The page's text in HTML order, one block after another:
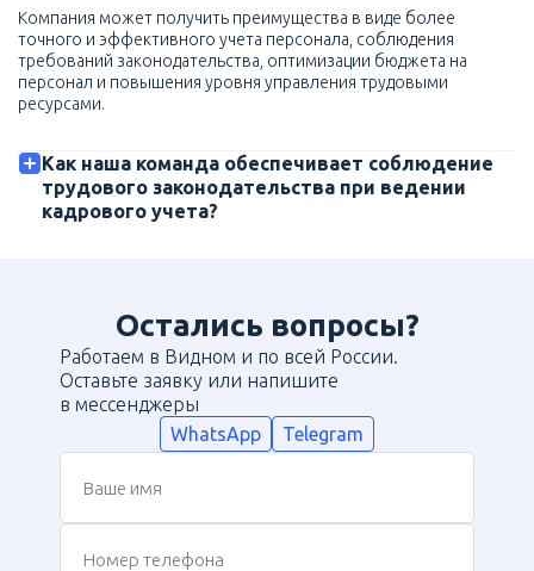
Компания может получить преимущества в виде более
точного и эффективного учета персонала, соблюдения
требований законодательства, оптимизации бюджета на
персонал и повышения уровня управления трудовыми
ресурсами.
Как наша команда обеспечивает соблюдение
трудового законодательства при ведении
кадрового учета?
Остались вопросы?
Работаем в Видном и по всей России.
Оставьте заявку или напишите
в мессенджеры
WhatsApp
Telegram
Ваше имя
Номер телефона